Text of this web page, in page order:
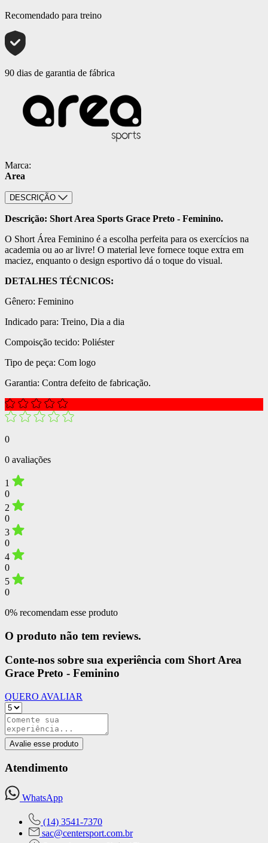
Recomendado para treino
90 dias de garantia de fábrica
Marca:
Area
DESCRIÇÃO
Descrição: Short Area Sports Grace Preto - Feminino.
O Short Área Feminino é a escolha perfeita para os exercícios na
academia ou ao ar livre! O material leve fornece toque extra em
maciez, enquanto o design esportivo dá o toque do visual.
DETALHES TÉCNICOS:
Gênero: Feminino
Indicado para: Treino, Dia a dia
Compoisção tecido: Poliéster
Tipo de peça: Com logo
Garantia: Contra defeito de fabricação.
0
0 avaliações
1
0
2
0
3
0
4
0
5
0
0% recomendam esse produto
O produto não tem reviews.
Conte-nos sobre sua experiência com Short Area
Grace Preto - Feminino
QUERO AVALIAR
Avalie esse produto
Atendimento
WhatsApp
(14) 3541-7370
sac@centersport.com.br